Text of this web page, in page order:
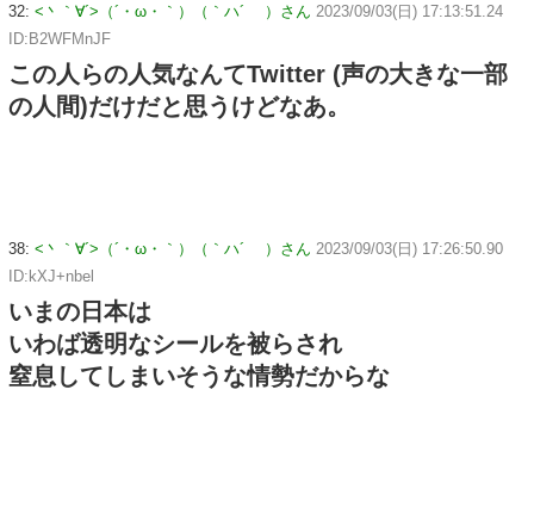
32: <丶｀∀´>（´・ω・｀）（｀ハ´ ）さん 2023/09/03(日) 17:13:51.24
ID:B2WFMnJF
この人らの人気なんてTwitter (声の大きな一部
の人間)だけだと思うけどなあ。
38: <丶｀∀´>（´・ω・｀）（｀ハ´ ）さん 2023/09/03(日) 17:26:50.90
ID:kXJ+nbel
いまの日本は
いわば透明なシールを被らされ
窒息してしまいそうな情勢だからな